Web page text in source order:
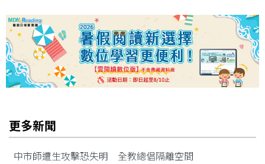
更多新聞
中市師遭生攻擊恐失明 全教總倡隔離空間